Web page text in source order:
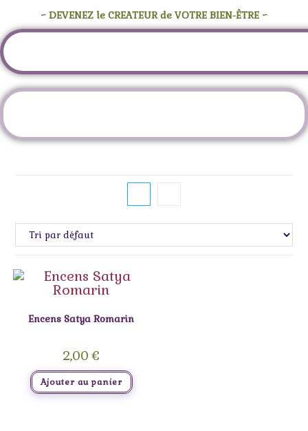
~ DEVENEZ le CREATEUR de VOTRE BIEN-ÊTRE ~
Encens Satya Romarin
2,00€
Ajouter au panier